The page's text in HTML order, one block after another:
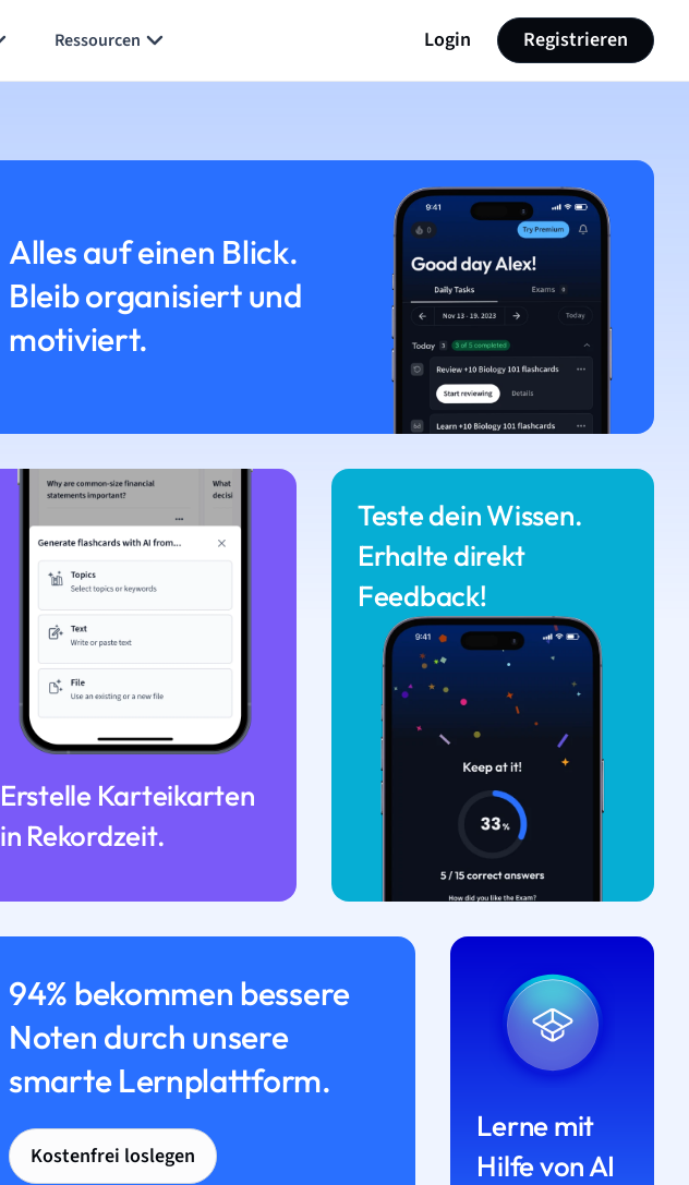
Ressourcen Login Registrieren
Alles auf einen Blick.
Bleib organisiert und
motiviert.
Erstelle Karteikarten
in Rekordzeit.
Teste dein Wissen.
Erhalte direkt
Feedback!
94% bekommen bessere
Noten durch unsere
smarte Lernplattform.
Kostenfrei loslegen
Lerne mit
Hilfe von AI